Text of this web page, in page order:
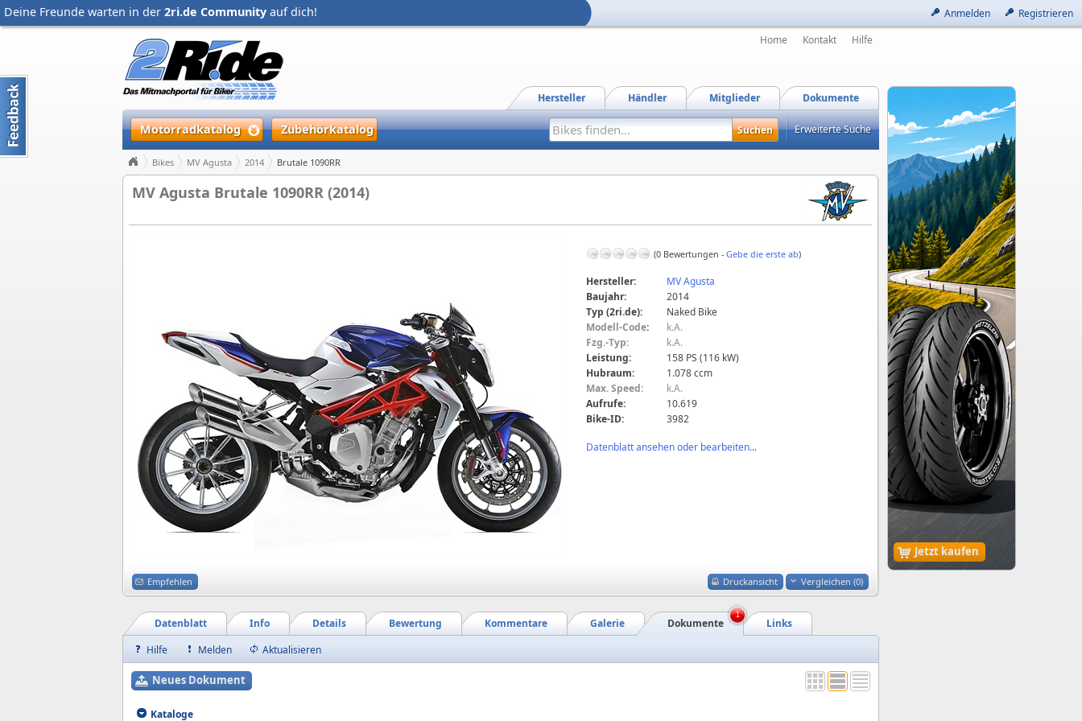
Anmelden Registrieren
Deine Freunde warten in der 2ri.de Community auf dich!
Jetzt kaufen
Home Kontakt Hilfe
Dokumente
Mitglieder
Händler
Hersteller
Motorradkatalog Zubehörkatalog Erweiterte Suche
Bikes MV Agusta 2014 Brutale 1090RR
MV Agusta Brutale 1090RR (2014)
(0 Bewertungen - Gebe die erste ab)
Hersteller:
MV Agusta
Baujahr:
2014
Typ (2ri.de):
Naked Bike
Modell-Code:
k.A.
Fzg.-Typ:
k.A.
Leistung:
158 PS (116 kW)
Hubraum:
1.078 ccm
Max. Speed:
k.A.
Aufrufe:
10.619
Bike-ID:
3982
Datenblatt ansehen oder bearbeiten...
Druckansicht Vergleichen (0)
Empfehlen
Links
Dokumente
Galerie
Kommentare
Bewertung
Details
Info
Datenblatt
1
Hilfe Melden Aktualisieren
Neues Dokument
Kataloge